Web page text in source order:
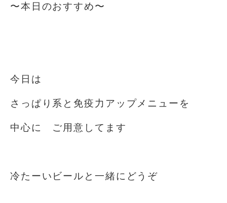
〜本日のおすすめ️〜
今日は
さっぱり系と免疫力アップメニューを
中心に ご用意してます
冷たーいビールと一緒にどうぞ